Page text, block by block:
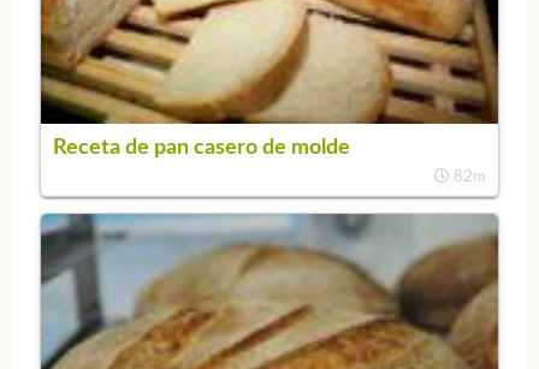
Receta de pan casero de molde
82m